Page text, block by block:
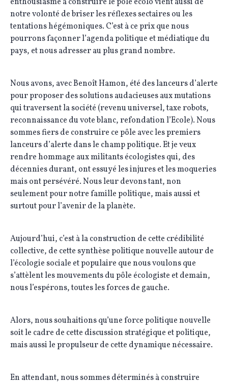
notre volonté de briser les réflexes sectaires ou les
tentations hégémoniques. C’est à ce prix que nous
pourrons façonner l’agenda politique et médiatique du
pays, et nous adresser au plus grand nombre.
Nous avons, avec Benoît Hamon, été des lanceurs d’alerte
pour proposer des solutions audacieuses aux mutations
qui traversent la société (revenu universel, taxe robots,
reconnaissance du vote blanc, refondation l’Ecole). Nous
sommes fiers de construire ce pôle avec les premiers
lanceurs d’alerte dans le champ politique. Et je veux
rendre hommage aux militants écologistes qui, des
décennies durant, ont essuyé les injures et les moqueries
mais ont persévéré. Nous leur devons tant, non
seulement pour notre famille politique, mais aussi et
surtout pour l’avenir de la planète.
Aujourd’hui, c’est à la construction de cette crédibilité
collective, de cette synthèse politique nouvelle autour de
l’écologie sociale et populaire que nous voulons que
s’attèlent les mouvements du pôle écologiste et demain,
nous l’espérons, toutes les forces de gauche.
Alors, nous souhaitions qu’une force politique nouvelle
soit le cadre de cette discussion stratégique et politique,
mais aussi le propulseur de cette dynamique nécessaire.
En attendant, nous sommes déterminés à construire